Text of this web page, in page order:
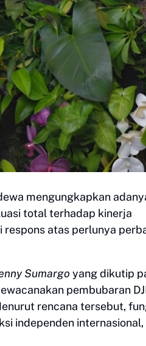
mengungkapkan
total terhadap kinerja
respons atas perlunya
Sumargo yang dikutip
pembubaran
rencana tersebut,
independen internasional,